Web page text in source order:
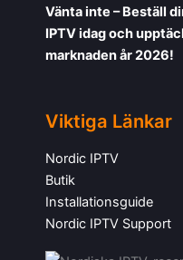
Vänta inte – Beställ
IPTV idag och
marknaden år 2026!
Viktiga Länkar
Nordic IPTV
Butik
Installationsguide
Nordic IPTV Support